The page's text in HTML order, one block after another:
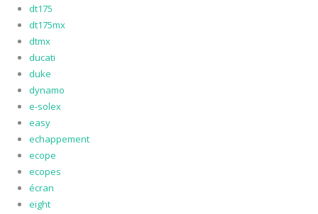
dt175
dt175mx
dtmx
ducati
duke
dynamo
e-solex
easy
echappement
ecope
ecopes
écran
eight